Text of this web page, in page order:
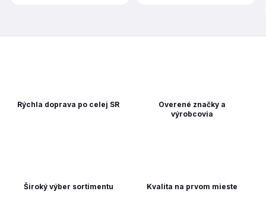
Kvalita na prvom mieste
Overené značky a
výrobcovia
Rýchla doprava po celej SR
Široký výber sortimentu